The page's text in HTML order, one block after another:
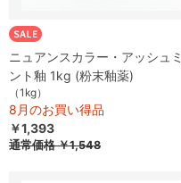
ニュアンスカラー・アッシュミ
ント釉 1kg (粉末釉薬)
（1kg）
8月のお買い得品
￥1,393
通常価格￥1,548